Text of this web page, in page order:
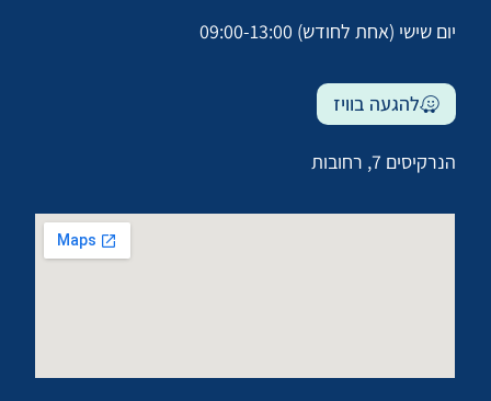
יום שישי (אחת לחודש) 09:00-13:00
להגעה בוויז
הנרקיסים 7, רחובות